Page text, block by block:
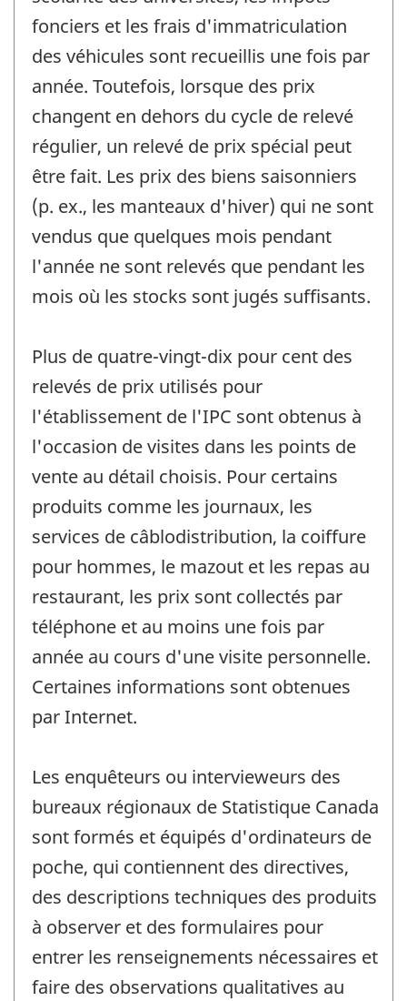
fonciers et les frais d'immatriculation
des véhicules sont recueillis une fois par
année. Toutefois, lorsque des prix
changent en dehors du cycle de relevé
régulier, un relevé de prix spécial peut
être fait. Les prix des biens saisonniers
(p. ex., les manteaux d'hiver) qui ne sont
vendus que quelques mois pendant
l'année ne sont relevés que pendant les
mois où les stocks sont jugés suffisants.
Plus de quatre-vingt-dix pour cent des
relevés de prix utilisés pour
l'établissement de l'IPC sont obtenus à
l'occasion de visites dans les points de
vente au détail choisis. Pour certains
produits comme les journaux, les
services de câblodistribution, la coiffure
pour hommes, le mazout et les repas au
restaurant, les prix sont collectés par
téléphone et au moins une fois par
année au cours d'une visite personnelle.
Certaines informations sont obtenues
par Internet.
Les enquêteurs ou intervieweurs des
bureaux régionaux de Statistique Canada
sont formés et équipés d'ordinateurs de
poche, qui contiennent des directives,
des descriptions techniques des produits
à observer et des formulaires pour
entrer les renseignements nécessaires et
faire des observations qualitatives au